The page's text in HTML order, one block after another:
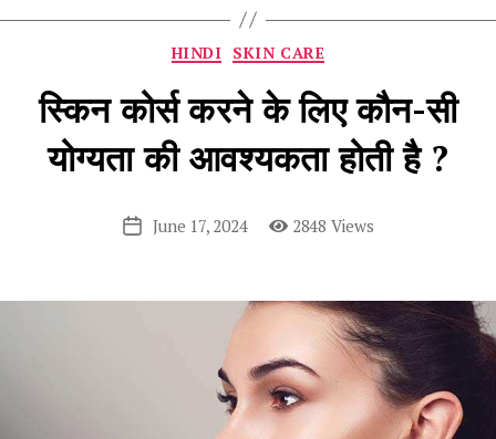
Categories
HINDI SKIN CARE
स्किन कोर्स करने के लिए कौन-सी
योग्यता की आवश्यकता होती है ?
PostJune 17, 2024 2848 Views